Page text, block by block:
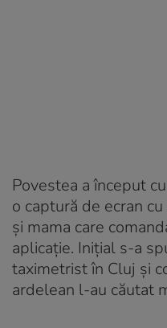
Povestea a început
o captură de ecran
și mama care
aplicație. Inițial s-a
taximetrist în Cluj și
ardelean l-au căutat